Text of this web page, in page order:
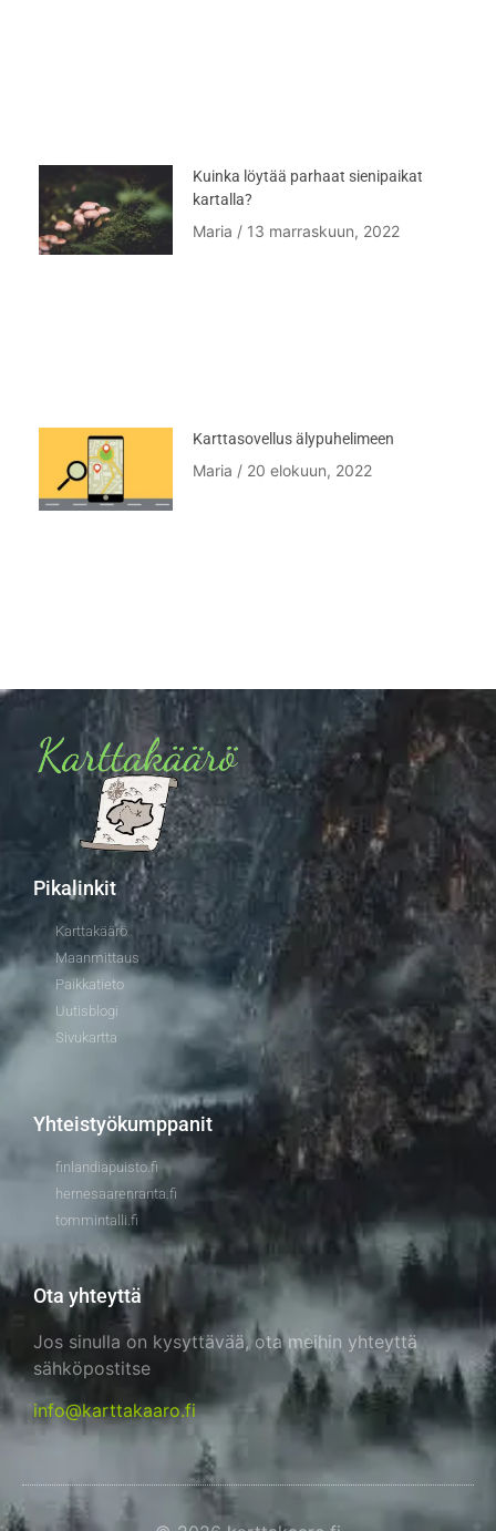
Kuinka löytää parhaat sienipaikat
kartalla?
Maria 13 marraskuun, 2022
Karttasovellus älypuhelimeen
Maria 20 elokuun, 2022
Pikalinkit
Karttakäärö
Maanmittaus
Paikkatieto
Uutisblogi
Sivukartta
Yhteistyökumppanit
finlandiapuisto.fi
hernesaarenranta.fi
tommintalli.fi
Ota yhteyttä
Jos sinulla on kysyttävää, ota meihin yhteyttä
sähköpostitse
info@karttakaaro.fi